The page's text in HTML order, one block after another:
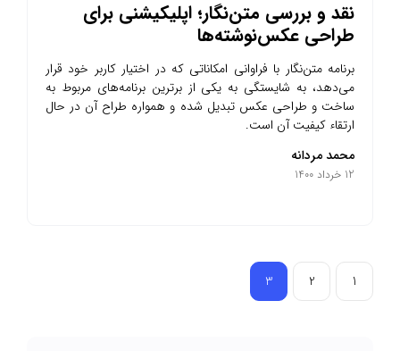
نقد و بررسی متن‌نگار؛ اپلیکیشنی برای
طراحی عکس‌نوشته‌ها
برنامه متن‌نگار با فراوانی امکاناتی که در اختیار کاربر خود قرار
می‌دهد، به شایستگی به یکی از برترین برنامه‌های مربوط به
ساخت و طراحی عکس تبدیل شده و همواره طراح آن در حال
ارتقاء کیفیت آن است.
محمد مردانه
12 خرداد 1400
1
2
3